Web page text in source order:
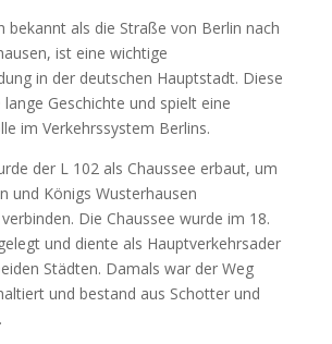
bekannt als die Straße von Berlin nach
ist eine wichtige
in der deutschen Hauptstadt. Diese
Geschichte und spielt eine
im Verkehrssystem Berlins.
der L 102 als Chaussee erbaut, um
und Königs Wusterhausen
Die Chaussee wurde im 18.
und diente als Hauptverkehrsader
Städten. Damals war der Weg
und bestand aus Schotter und